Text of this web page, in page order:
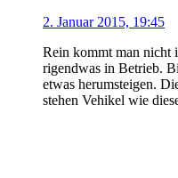
2. Januar 2015, 19:45
Rein kommt man nicht
rigendwas in Betrieb.
etwas herumsteigen.
stehen Vehikel wie